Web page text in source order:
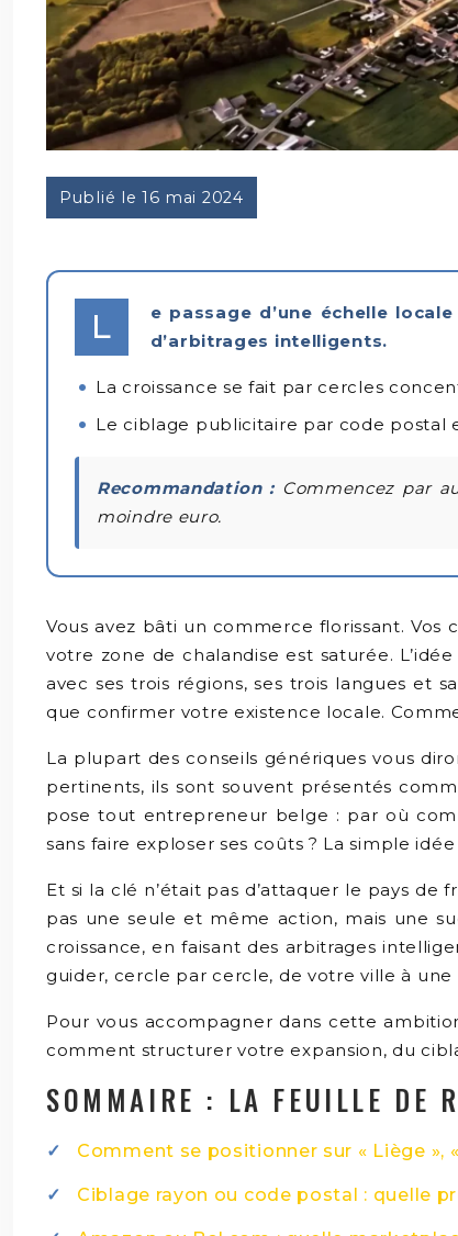
Publié le 16 mai 2024
L
e passage d’une échelle
d’arbitrages intelligents.
La croissance se fait par cercles
Le ciblage publicitaire par code postal
Recommandation : Commencez par
moindre euro.
Vous avez bâti un commerce florissant.
votre zone de chalandise est saturée.
avec ses trois régions, ses trois langues et
que confirmer votre existence locale.
La plupart des conseils génériques vous
pertinents, ils sont souvent présentés
pose tout entrepreneur belge : par où
sans faire exploser ses coûts ? La simple
Et si la clé n’était pas d’attaquer le pays de
pas une seule et même action, mais une
croissance, en faisant des arbitrages
guider, cercle par cercle, de votre ville à
Pour vous accompagner dans cette
comment structurer votre expansion, du
SOMMAIRE : LA FEUILLE DE
Comment se positionner sur « Liège »,
Ciblage rayon ou code postal : quelle